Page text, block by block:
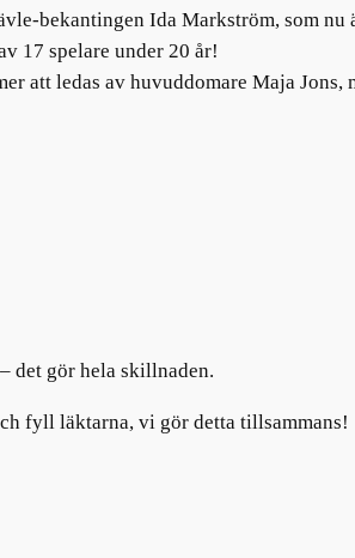
bekantingen Ida Markström, som
17 spelare under 20 år!
att ledas av huvuddomare Maja
det gör hela skillnaden.
fyll läktarna, vi gör detta tillsammans!